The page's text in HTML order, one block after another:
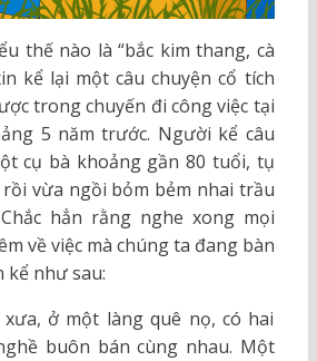
thế nào là “bắc kim thang, cà
kể lại một câu chuyện cổ tích
trong chuyến đi công việc tại
5 năm trước. Người kể câu
cụ bà khoảng gần 80 tuổi, tụ
vừa ngồi bỏm bẻm nhai trầu
hẳn rằng nghe xong mọi
về việc mà chúng ta đang bàn
kể như sau:
xưa, ở một làng quê nọ, có hai
buôn bán cùng nhau. Một